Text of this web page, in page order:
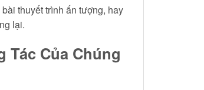
thuyết trình ấn tượng, hay
lại.
Tác Của Chúng